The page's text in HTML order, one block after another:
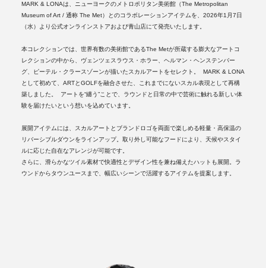
MARK & LONAは、ニューヨークのメトロポリタン美術館（The Metropolitan
Museum of Art / 通称 The Met）とのコラボレーションアイテムを、2026年1月7日
（水）より公式オンラインストアおよび青山店にて発売いたします。
本コレクションでは、世界有数の美術館であるThe Metが所蔵する膨大なアートコ
レクションの中から、ヴェンツェスラウス・ホラー、ヘルマン・ヘンステンバー
グ、ピーテル・クラースゾーンが描いたスカルアートをセレクト。 MARK & LONA
として初めて、ARTとGOLFを融合させた、これまでにないスカル表現として再構
築しました。 アートを“纏う”ことで、ラウンドと日常の中で芸術に触れる新しい体
験を届けたいという想いを込めています。
展開アイテムには、スカルアートとブランドロゴを両面で楽しめる軽量・高保温の
リバーシブルダウンをラインアップ。取り外し可能なフードにより、天候やスタイ
ルに応じた自在なアレンジが可能です。
さらに、滑らかなツイル素材で快適性とデザイン性を兼ね備えたハットも展開。ラ
ウンドからタウンユースまで、幅広いシーンで活躍するアイテムを提案します。